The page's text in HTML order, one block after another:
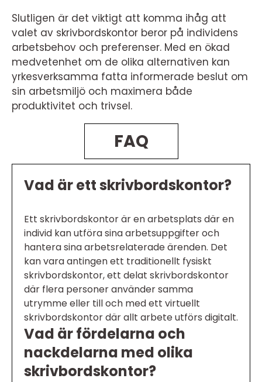
Slutligen är det viktigt att komma ihåg att
valet av skrivbordskontor beror på individens
arbetsbehov och preferenser. Med en ökad
medvetenhet om de olika alternativen kan
yrkesverksamma fatta informerade beslut om
sin arbetsmiljö och maximera både
produktivitet och trivsel.
FAQ
Vad är ett skrivbordskontor?
Ett skrivbordskontor är en arbetsplats där en
individ kan utföra sina arbetsuppgifter och
hantera sina arbetsrelaterade ärenden. Det
kan vara antingen ett traditionellt fysiskt
skrivbordskontor, ett delat skrivbordskontor
där flera personer använder samma
utrymme eller till och med ett virtuellt
skrivbordskontor där allt arbete utförs digitalt.
Vad är fördelarna och
nackdelarna med olika
skrivbordskontor?